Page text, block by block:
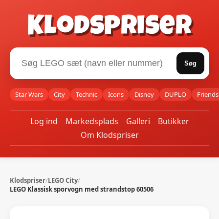
Klodspriser
Søg
Star Wars City Technic Icons Disney DUPLO Friends
Log ind Markedsplads Galleri
Butikker
Om Klodspriser
Klodspriser/LEGO City/
LEGO Klassisk sporvogn med strandstop 60506